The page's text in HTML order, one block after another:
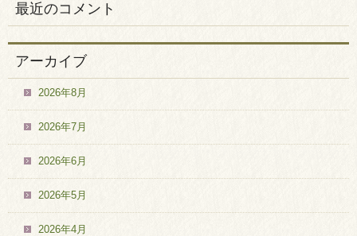
最近のコメント
アーカイブ
2026年8月
2026年7月
2026年6月
2026年5月
2026年4月